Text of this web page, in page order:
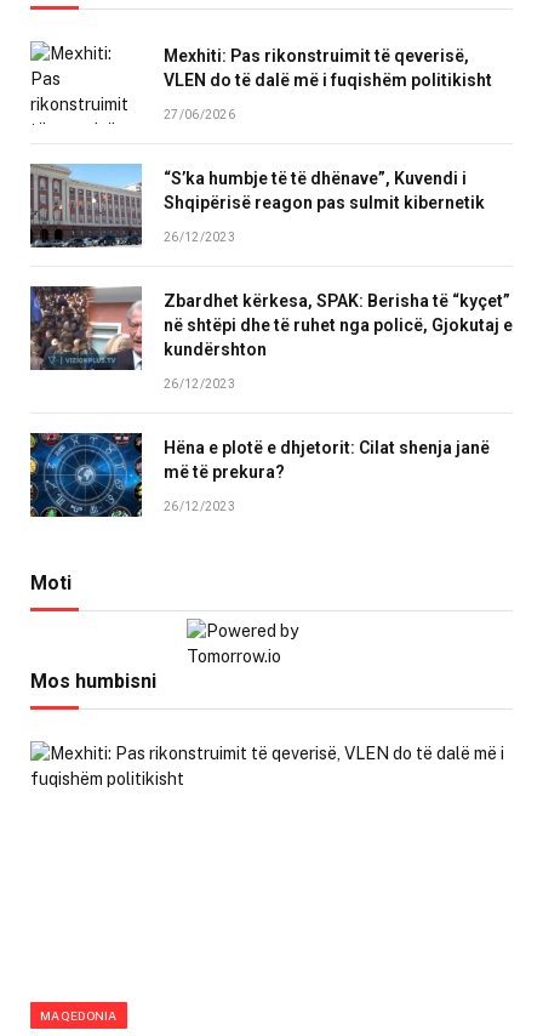
Mexhiti: Pas rikonstruimit të qeverisë,
VLEN do të dalë më i fuqishëm politikisht
27/06/2026
“S’ka humbje të të dhënave”, Kuvendi i
Shqipërisë reagon pas sulmit kibernetik
26/12/2023
Zbardhet kërkesa, SPAK: Berisha të “kyçet”
në shtëpi dhe të ruhet nga policë, Gjokutaj e
kundërshton
26/12/2023
Hëna e plotë e dhjetorit: Cilat shenja janë
më të prekura?
26/12/2023
Moti
Mos humbisni
MAQEDONIA